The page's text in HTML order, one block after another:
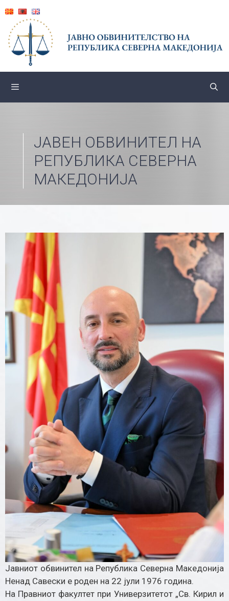
content
ЈАВЕН ОБВИНИТЕЛ НА
РЕПУБЛИКА СЕВЕРНА
МАКЕДОНИЈА
Јавниот обвинител на Република Северна Македонија
Ненад Савески е роден на 22 јули 1976 година.
На Правниот факултет при Универзитетот „Св. Кирил и